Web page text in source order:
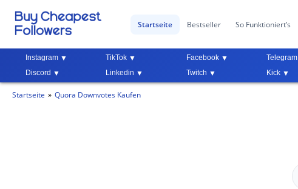
Startseite Bestseller So Funktioniert’s
Instagram TikTok Facebook Telegram
Discord
Linkedin Twitch Kick
Startseite Quora Downvotes Kaufen